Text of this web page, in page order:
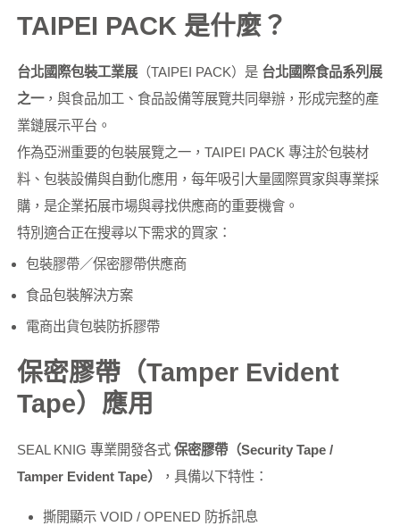
TAIPEI PACK 是什麼？
台北國際包裝工業展（TAIPEI PACK）是 台北國際食品系列展
之一，與食品加工、食品設備等展覽共同舉辦，形成完整的產
業鏈展示平台。
作為亞洲重要的包裝展覽之一，TAIPEI PACK 專注於包裝材
料、包裝設備與自動化應用，每年吸引大量國際買家與專業採
購，是企業拓展市場與尋找供應商的重要機會。
特別適合正在搜尋以下需求的買家：
包裝膠帶／保密膠帶供應商
食品包裝解決方案
電商出貨包裝防拆膠帶
保密膠帶（Tamper Evident
Tape）應用
SEAL KNIG 專業開發各式保密膠帶（Security Tape /
Tamper Evident Tape）
，具備以下特性：
撕開顯示 VOID / OPENED 防拆訊息